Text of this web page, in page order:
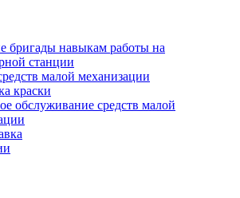
бригады навыкам работы на
станции
малой механизации
краски
обслуживание средств малой